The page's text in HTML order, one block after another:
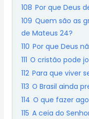
108 Por que Deus
109 Quem são as
de Mateus 24?
110 Por que Deus
111 O cristão pode
112 Para que viver
113 O Brasil ainda
114 O que fazer
115 A ceia do